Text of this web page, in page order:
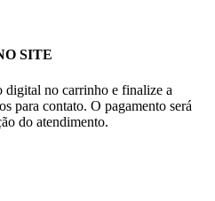
SITE
no carrinho e finalize a
para contato. O pagamento será
do atendimento.